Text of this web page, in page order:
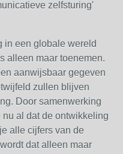
zelfsturing'
in een globale wereld
alleen maar toenemen.
aanwijsbaar gegeven
zullen blijven
Door samenwerking
al dat de ontwikkeling
alle cijfers van de
dat alleen maar